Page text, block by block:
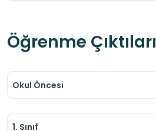
Öğrenme Çıktıları
Okul Öncesi
1. Sınıf